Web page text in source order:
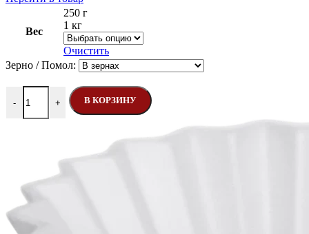
716 ₽
–
2609 ₽
товар
несколько
вариаций.
Опции
можно
выбрать
на
Вес
250 г
1 кг
Очистить
Зерно / Помол:
-
Количество товара Эфиопия Сидамо
+ В КОРЗИНУ